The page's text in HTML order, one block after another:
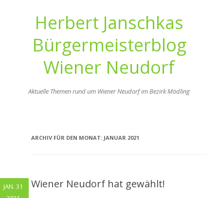
Herbert Janschkas
Bürgermeisterblog
Wiener Neudorf
Aktuelle Themen rund um Wiener Neudorf im Bezirk Mödling
ARCHIV FÜR DEN MONAT: JANUAR 2021
Wiener Neudorf hat gewählt!
JAN. 31